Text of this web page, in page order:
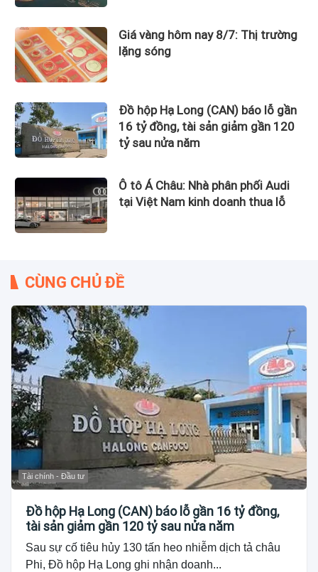
Giá vàng hôm nay 8/7: Thị trường
lặng sóng
Đồ hộp Hạ Long (CAN) báo lỗ gần
16 tỷ đồng, tài sản giảm gần 120
tỷ sau nửa năm
Ô tô Á Châu: Nhà phân phối Audi
tại Việt Nam kinh doanh thua lỗ
CÙNG CHỦ ĐỀ
Tài chính - Đầu tư
Đồ hộp Hạ Long (CAN) báo lỗ gần 16 tỷ đồng,
tài sản giảm gần 120 tỷ sau nửa năm
Sau sự cố tiêu hủy 130 tấn heo nhiễm dịch tả châu
Phi, Đồ hộp Hạ Long ghi nhận doanh...